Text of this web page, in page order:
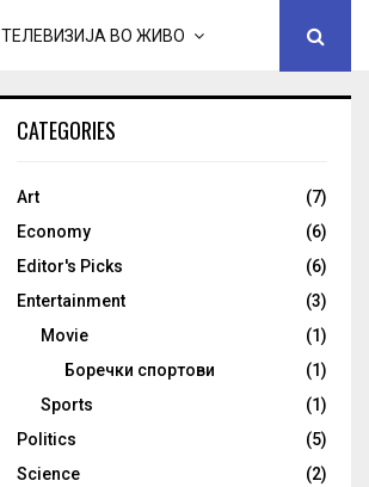
ТЕЛЕВИЗИЈА ВО ЖИВО
CATEGORIES
Art
(7)
Economy
(6)
Editor's Picks
(6)
Entertainment
(3)
Movie
(1)
Боречки спортови
(1)
Sports
(1)
Politics
(5)
Science
(2)